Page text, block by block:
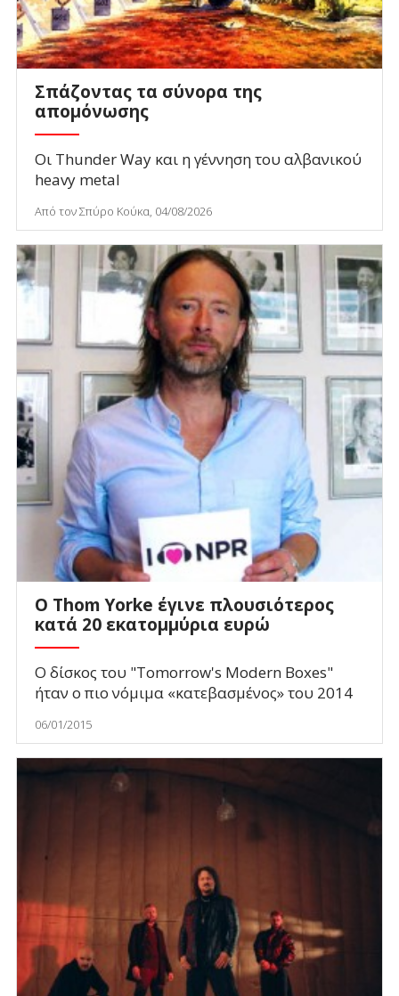
Σπάζοντας τα σύνορα της
απομόνωσης
Οι Thunder Way και η γέννηση του αλβανικού
heavy metal
Από τον Σπύρο Κούκα, 04/08/2026
O Thom Yorke έγινε πλουσιότερος
κατά 20 εκατομμύρια ευρώ
Ο δίσκος του "Tomorrow's Modern Boxes"
ήταν ο πιο νόμιμα «κατεβασμένος» του 2014
06/01/2015